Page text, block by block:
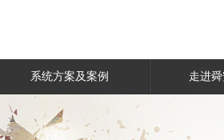
系统方案及案例 走进